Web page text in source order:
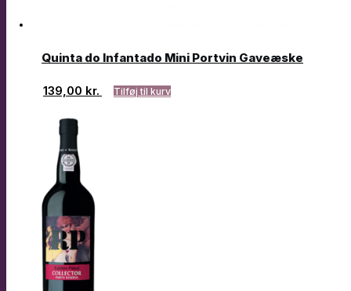
Quinta do Infantado Mini Portvin Gaveæske
139,00 kr. Tilføj til kurv